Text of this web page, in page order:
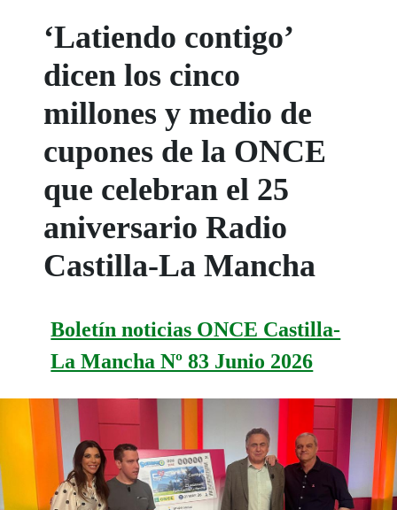
‘Latiendo contigo’
dicen los cinco
millones y medio de
cupones de la ONCE
que celebran el 25
aniversario Radio
Castilla-La Mancha
Boletín noticias ONCE Castilla-
La Mancha Nº 83 Junio 2026